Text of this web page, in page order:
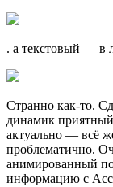
. а текстовый — в
Странно как-то.
динамик
актуально — всё
проблематично.
анимированный
информацию с